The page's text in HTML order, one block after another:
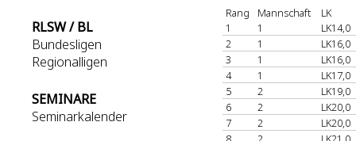
RLSW / BL
Bundesligen
Regionalligen
SEMINARE
Seminarkalender
Rang Mannschaft
LK
1
1
LK14,0
2
1
LK16,0
3
1
LK16,0
4
1
LK17,0
5
2
LK19,0
6
2
LK20,0
7
2
LK20,0